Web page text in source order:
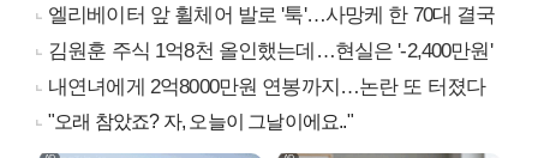
엘리베이터 앞 휠체어 발로 '툭'…사망케 한 70대 결국
김원훈 주식 1억8천 올인했는데…현실은 '-2,400만원'
내연녀에게 2억8000만원 연봉까지…논란 또 터졌다
"오래 참았죠? 자, 오늘이 그날이에요.."